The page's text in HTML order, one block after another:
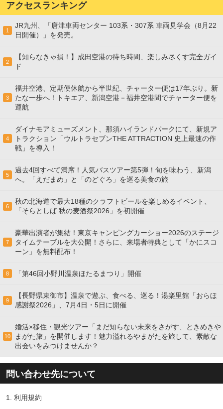
アクセスランキング
1
JR九州、「唐津車両センター 103系・307系 車両見学会（8月22
日開催）」を発売。
2
【知らなきゃ損！】成田空港の待ち時間、楽しみ尽くす完全ガイ
ド
3
福井空港、定期便休航から半世紀、チャーター便は17年ぶり。新
たな一歩へ！トキエア、新潟空港－福井空港間でチャーター便を
運航
4
ダイナモアミューズメント、那須ハイランドパークにて、新規ア
トラクション「ウルトラセブンTHE ATTRACTION 史上最速の作
戦」を導入！
5
過去4回すべて満席！人気バスツアー第5弾！旬を味わう、新潟
へ。「えだまめ」と「のどぐろ」を巡る美食の旅
6
秋の北海道で最大18種のクラフトビールを楽しめるイベント、
「そらとしば 秋の麦酒祭2026」を初開催
7
豪華出演者が集結！東京キャンピングカーショー2026のステージ
タイムテーブルを大公開！さらに、来場者特典として「かにスコ
ーン」を無料配布！
8 「第46回小野川温泉ほたるまつり」開催
9
【長野県東御市】温泉で遊ぶ、食べる、巡る！湯楽里館「おらほ
感謝祭2026」、7月4日・5日に開催
10
婚活×移住・観光ツアー「まだ知らない未来をさがす、ときめきや
まがた旅」を開催します！魅力溢れるやまがたを旅して、素敵な
出会いをみつけませんか？
問い合わせ先について
1. 利用規約